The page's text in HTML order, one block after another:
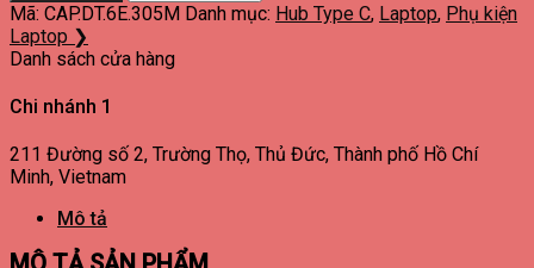
Mã: CAP.DT.6E.305M Danh mục: Hub Type C, Laptop, Phụ kiện
Laptop ❯
Danh sách cửa hàng
Chi nhánh 1
211 Đường số 2, Trường Thọ, Thủ Đức, Thành phố Hồ Chí
Minh, Vietnam
Mô tả